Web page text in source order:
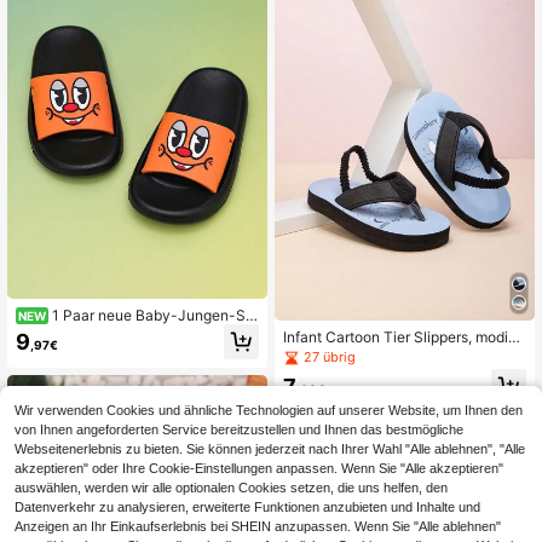
g/Sommer Neuankömmling
NEW 1 Paar neue Baby-Jungen-Sli
pper für Frühling/Sommer, bequem,
modisch, lässig, leicht, süß, leuchte
nen/Außen, Strand und Garten, aus
9 ,97€
rlaub Tragen, Frühling/Sommer 202
Infant Cartoon Tier Slippers, modisc
he, bequeme und atmungsaktive An
ti-Rutsch Baby Flip-Flops, Sommer
Sandalen für Kinder
27 übrig
7,60€
Wir verwenden Cookies und ähnliche Technologien auf unserer Website, um Ihnen den
von Ihnen angeforderten Service bereitzustellen und Ihnen das bestmögliche
Webseitenerlebnis zu bieten. Sie können jederzeit nach Ihrer Wahl "Alle ablehnen", "Alle
akzeptieren" oder Ihre Cookie-Einstellungen anpassen. Wenn Sie "Alle akzeptieren"
auswählen, werden wir alle optionalen Cookies setzen, die uns helfen, den
Datenverkehr zu analysieren, erweiterte Funktionen anzubieten und Inhalte und
Anzeigen an Ihr Einkaufserlebnis bei SHEIN anzupassen. Wenn Sie "Alle ablehnen"